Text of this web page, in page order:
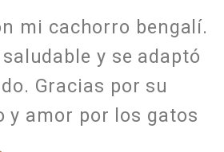
mi cachorro bengalí.
y se adaptó
Gracias por su
y amor por los gatos